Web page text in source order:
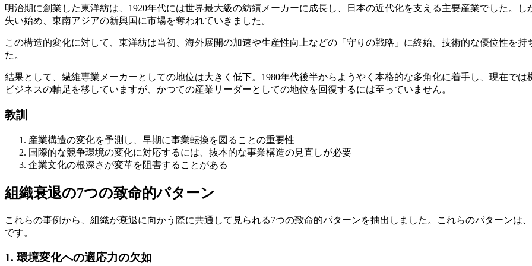
明治期に創業した東洋紡は、1920年代には世界最大級の紡績メーカーに成長し、日本の近代化を支える主要産業でした。
失い始め、東南アジアの新興国に市場を奪われていきました。
この構造的変化に対して、東洋紡は当初、海外展開の加速や生産性向上などの「守りの戦略」に終始。技術的な優位性を
た。
結果として、繊維専業メーカーとしての地位は大きく低下。1980年代後半からようやく本格的な多角化に着手し、現在で
ビジネスの軸足を移していますが、かつての産業リーダーとしての地位を回復するには至っていません。
教訓
産業構造の変化を予測し、早期に事業転換を図ることの重要性
国際的な競争環境の変化に対応するには、抜本的な事業構造の見直しが必要
企業文化の根深さが変革を阻害することがある
組織衰退の7つの致命的パターン
これらの事例から、組織が衰退に向かう際に共通して見られる7つの致命的パターンを抽出しました。これらのパターンは
です。
1. 環境変化への適応力の欠如